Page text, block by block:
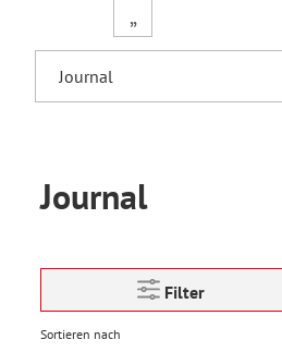
„
Journal
Filter
Sortieren nach